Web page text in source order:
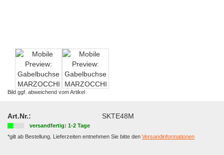
Bild ggf. abweichend vom Artikel
Art.Nr.: SKTE48M
versandfertig: 1-2 Tage
*gilt ab Bestellung. Lieferzeiten entnehmen Sie bitte den Versandinformationen